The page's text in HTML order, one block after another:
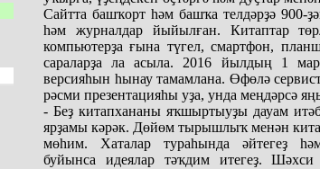
Сайтта башҡорт һәм башҡа телдәрҙә 900-
һәм журналдар йыйылған. Китаптар
компьютерҙа ғына түгел, смартфон,
сараларҙа ла асыла. 2016 йылдың 1
версияһын һынау тамамлана. Өфөлә
рәсми презентацияһы уҙа, унда меңдәрсә
- Беҙ китапхананы яҡшыртыуҙы дауам
ярҙамы кәрәк. Дөйөм тырышлыҡ менән
мөһим. Хаталар тураһында әйтегеҙ
буйынса идеялар тәҡдим итегеҙ. Шәхси